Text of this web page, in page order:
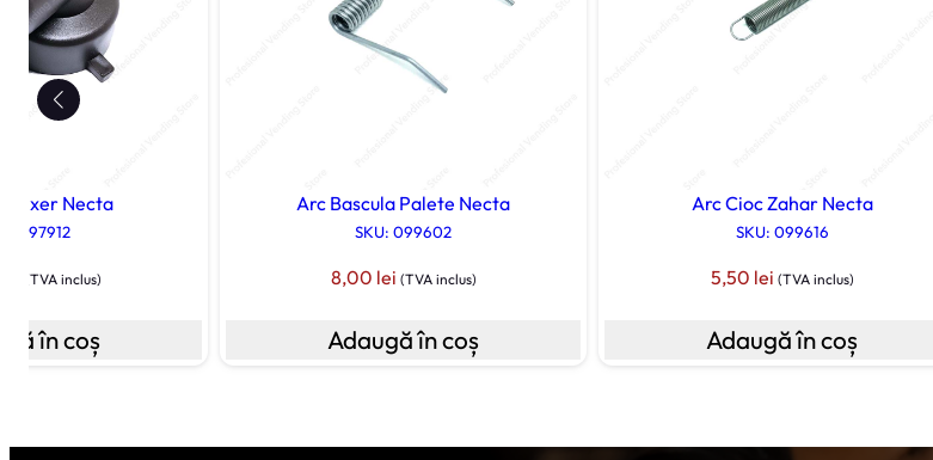
Mixer Necta
097912
(TVA inclus)
în coș
Arc Bascula Palete Necta
SKU: 099602
8,00 lei (TVA inclus)
Adaugă în coș
Arc Cioc Zahar Necta
SKU: 099616
5,50 lei (TVA inclus)
Adaugă în coș